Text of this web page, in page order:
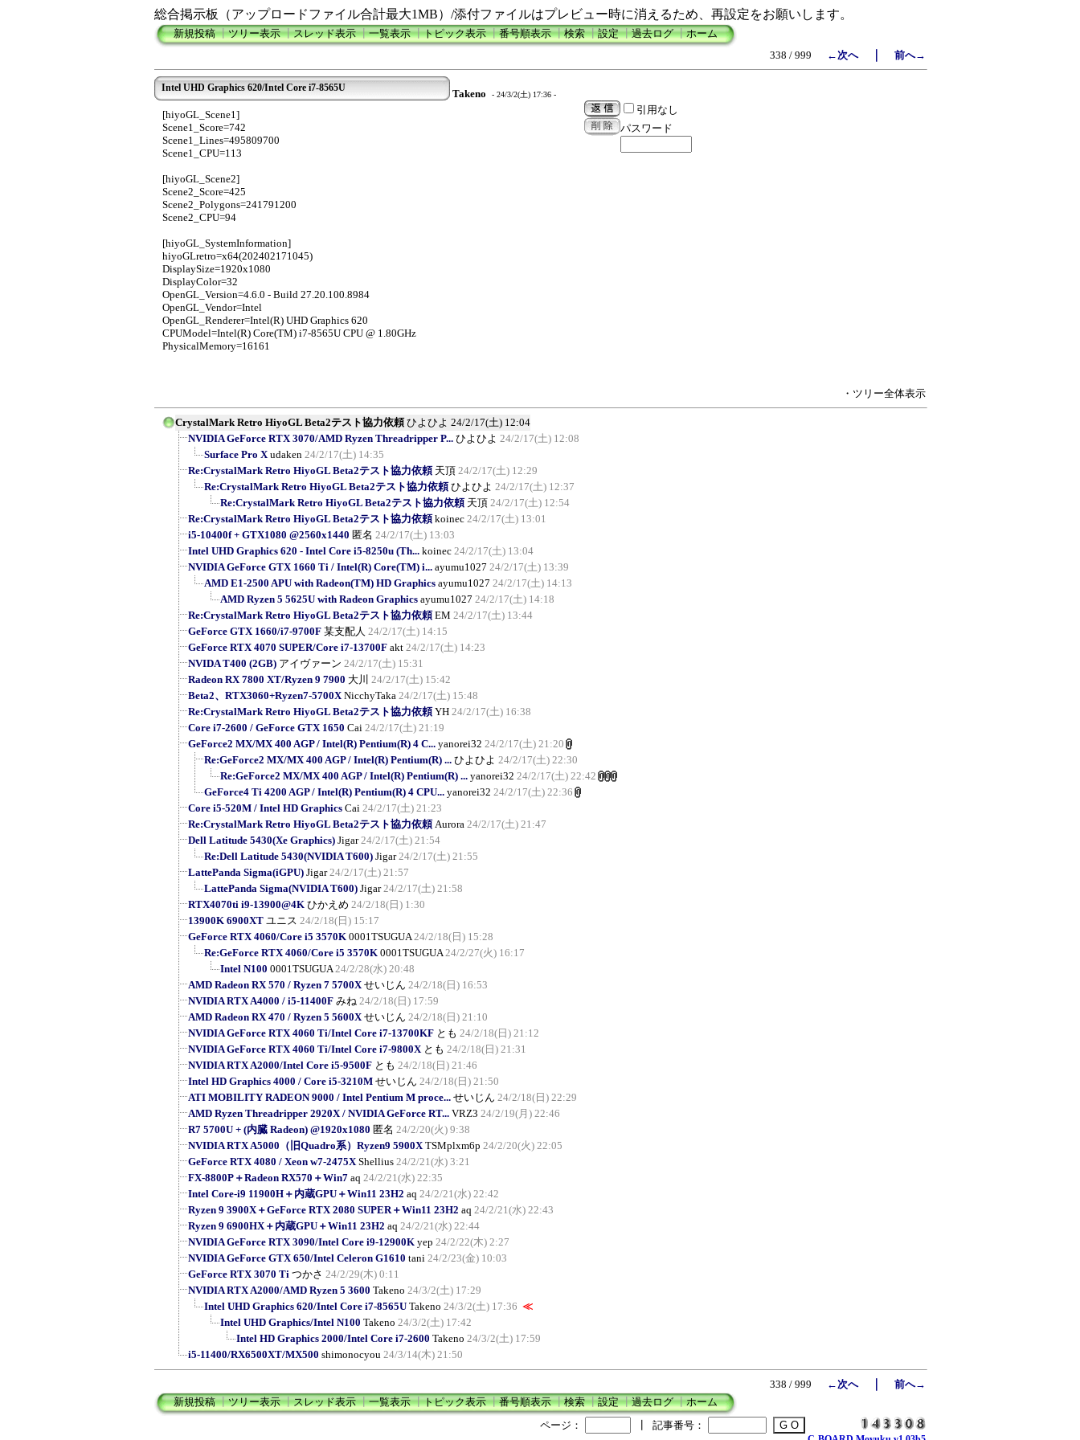
総合掲示板（アップロードファイル合計最大1MB）/添付ファイルはプレビュー時に消えるため、再設定をお願いします。
新規投稿┃ツリー表示┃スレッド表示┃一覧表示┃トピック表示┃番号順表示┃検索┃設定┃過去ログ┃ホーム
338 / 999
←次へ｜ 前へ→
Intel UHD Graphics 620/Intel Core i7-8565U Takeno - 24/3/2(土) 17:36 -
[hiyoGL_Scene1]
Scene1_Score=742
Scene1_Lines=495809700
Scene1_CPU=113
[hiyoGL_Scene2]
Scene2_Score=425
Scene2_Polygons=241791200
Scene2_CPU=94
[hiyoGL_SystemInformation]
hiyoGLretro=x64(202402171045)
DisplaySize=1920x1080
DisplayColor=32
OpenGL_Version=4.6.0 - Build 27.20.100.8984
OpenGL_Vendor=Intel
OpenGL_Renderer=Intel(R) UHD Graphics 620
CPUModel=Intel(R) Core(TM) i7-8565U CPU @ 1.80GHz
PhysicalMemory=16161
引用なし
パスワード
・ツリー全体表示
CrystalMark Retro HiyoGL Beta2テスト協力依頼 ひよひよ 24/2/17(土) 12:04
NVIDIA GeForce RTX 3070/AMD Ryzen Threadripper P... ひよひよ 24/2/17(土) 12:08
Surface Pro X udaken 24/2/17(土) 14:35
Re:CrystalMark Retro HiyoGL Beta2テスト協力依頼 天頂 24/2/17(土) 12:29
Re:CrystalMark Retro HiyoGL Beta2テスト協力依頼 ひよひよ 24/2/17(土) 12:37
Re:CrystalMark Retro HiyoGL Beta2テスト協力依頼 天頂 24/2/17(土) 12:54
Re:CrystalMark Retro HiyoGL Beta2テスト協力依頼 koinec 24/2/17(土) 13:01
i5-10400f + GTX1080 @2560x1440 匿名 24/2/17(土) 13:03
Intel UHD Graphics 620 - Intel Core i5-8250u (Th... koinec 24/2/17(土) 13:04
NVIDIA GeForce GTX 1660 Ti / Intel(R) Core(TM) i... ayumu1027 24/2/17(土) 13:39
AMD E1-2500 APU with Radeon(TM) HD Graphics ayumu1027 24/2/17(土) 14:13
AMD Ryzen 5 5625U with Radeon Graphics ayumu1027 24/2/17(土) 14:18
Re:CrystalMark Retro HiyoGL Beta2テスト協力依頼 EM 24/2/17(土) 13:44
GeForce GTX 1660/i7-9700F 某支配人 24/2/17(土) 14:15
GeForce RTX 4070 SUPER/Core i7-13700F akt 24/2/17(土) 14:23
NVIDA T400 (2GB) アイヴァーン 24/2/17(土) 15:31
Radeon RX 7800 XT/Ryzen 9 7900 大川 24/2/17(土) 15:42
Beta2、RTX3060+Ryzen7-5700X NicchyTaka 24/2/17(土) 15:48
Re:CrystalMark Retro HiyoGL Beta2テスト協力依頼 YH 24/2/17(土) 16:38
Core i7-2600 / GeForce GTX 1650 Cai 24/2/17(土) 21:19
GeForce2 MX/MX 400 AGP / Intel(R) Pentium(R) 4 C... yanorei32 24/2/17(土) 21:20
Re:GeForce2 MX/MX 400 AGP / Intel(R) Pentium(R) ... ひよひよ 24/2/17(土) 22:30
Re:GeForce2 MX/MX 400 AGP / Intel(R) Pentium(R) ... yanorei32 24/2/17(土) 22:42
GeForce4 Ti 4200 AGP / Intel(R) Pentium(R) 4 CPU... yanorei32 24/2/17(土) 22:36
Core i5-520M / Intel HD Graphics Cai 24/2/17(土) 21:23
Re:CrystalMark Retro HiyoGL Beta2テスト協力依頼 Aurora 24/2/17(土) 21:47
Dell Latitude 5430(Xe Graphics) Jigar 24/2/17(土) 21:54
Re:Dell Latitude 5430(NVIDIA T600) Jigar 24/2/17(土) 21:55
LattePanda Sigma(iGPU) Jigar 24/2/17(土) 21:57
LattePanda Sigma(NVIDIA T600) Jigar 24/2/17(土) 21:58
RTX4070ti i9-13900@4K ひかえめ 24/2/18(日) 1:30
13900K 6900XT ユニス 24/2/18(日) 15:17
GeForce RTX 4060/Core i5 3570K 0001TSUGUA 24/2/18(日) 15:28
Re:GeForce RTX 4060/Core i5 3570K 0001TSUGUA 24/2/27(火) 16:17
Intel N100 0001TSUGUA 24/2/28(水) 20:48
AMD Radeon RX 570 / Ryzen 7 5700X せいじん 24/2/18(日) 16:53
NVIDIA RTX A4000 / i5-11400F みね 24/2/18(日) 17:59
AMD Radeon RX 470 / Ryzen 5 5600X せいじん 24/2/18(日) 21:10
NVIDIA GeForce RTX 4060 Ti/Intel Core i7-13700KF とも 24/2/18(日) 21:12
NVIDIA GeForce RTX 4060 Ti/Intel Core i7-9800X とも 24/2/18(日) 21:31
NVIDIA RTX A2000/Intel Core i5-9500F とも 24/2/18(日) 21:46
Intel HD Graphics 4000 / Core i5-3210M せいじん 24/2/18(日) 21:50
ATI MOBILITY RADEON 9000 / Intel Pentium M proce... せいじん 24/2/18(日) 22:29
AMD Ryzen Threadripper 2920X / NVIDIA GeForce RT... VRZ3 24/2/19(月) 22:46
R7 5700U + (内臓 Radeon) @1920x1080 匿名 24/2/20(火) 9:38
NVIDIA RTX A5000（旧Quadro系）Ryzen9 5900X TSMplxm6p 24/2/20(火) 22:05
GeForce RTX 4080 / Xeon w7-2475X Shellius 24/2/21(水) 3:21
FX-8800P＋Radeon RX570＋Win7 aq 24/2/21(水) 22:35
Intel Core-i9 11900H＋内蔵GPU＋Win11 23H2 aq 24/2/21(水) 22:42
Ryzen 9 3900X＋GeForce RTX 2080 SUPER＋Win11 23H2 aq 24/2/21(水) 22:43
Ryzen 9 6900HX＋内蔵GPU＋Win11 23H2 aq 24/2/21(水) 22:44
NVIDIA GeForce RTX 3090/Intel Core i9-12900K yep 24/2/22(木) 2:27
NVIDIA GeForce GTX 650/Intel Celeron G1610 tani 24/2/23(金) 10:03
GeForce RTX 3070 Ti つかさ 24/2/29(木) 0:11
NVIDIA RTX A2000/AMD Ryzen 5 3600 Takeno 24/3/2(土) 17:29
Intel UHD Graphics 620/Intel Core i7-8565U Takeno 24/3/2(土) 17:36 ≪
Intel UHD Graphics/Intel N100 Takeno 24/3/2(土) 17:42
Intel HD Graphics 2000/Intel Core i7-2600 Takeno 24/3/2(土) 17:59
i5-11400/RX6500XT/MX500 shimonocyou 24/3/14(木) 21:50
338 / 999 ←次へ｜ 前へ→
新規投稿┃ツリー表示┃スレッド表示┃一覧表示┃トピック表示┃番号順表示┃検索┃設定┃過去ログ┃ホーム
ページ：
記事番号：